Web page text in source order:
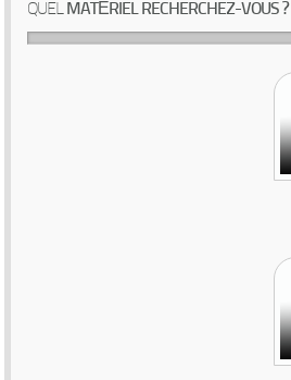
QUELMATÉRIEL RECHERCHEZ-VOUS ?